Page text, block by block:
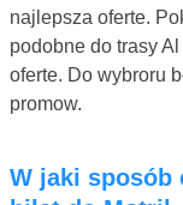
najlepsza oferte.
podobne do trasy
oferte. Do wybroru
promow.
W jaki sposób otrzymujesz bilet i jak zmienic